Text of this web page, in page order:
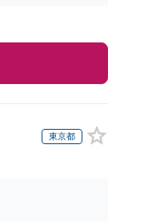
東京都